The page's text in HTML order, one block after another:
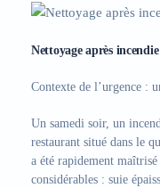
Nettoyage après
Contexte de l’urgence :
Un samedi soir, un
restaurant situé dans le
a été rapidement
considérables : suie